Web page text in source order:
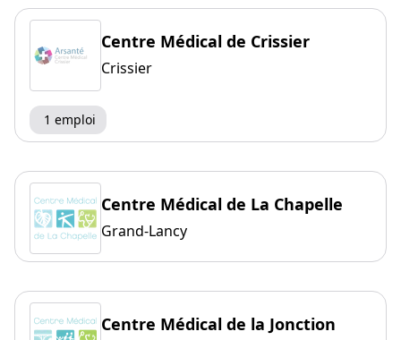
Centre Médical de Crissier
Crissier
1 emploi
Centre Médical de La Chapelle
Grand-Lancy
Centre Médical de la Jonction